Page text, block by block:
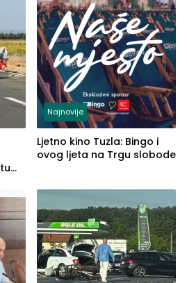
Najnovije
Ljetno kino Tuzla: Bingo i
ovog ljeta na Trgu slobode